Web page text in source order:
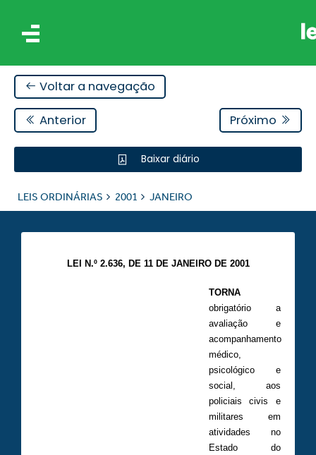
Voltar a navegação
Anterior Próximo
Baixar diário
LEIS ORDINÁRIAS 2001 JANEIRO
LEI N.º 2.636, DE 11 DE JANEIRO DE 2001
TORNA
obrigatório a
avaliação e
acompanhamento
médico,
psicológico e
social, aos
policiais civis e
militares em
atividades no
Estado do